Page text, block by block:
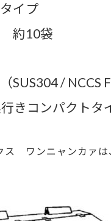
イプ
約10袋
SUS304 / NCCS
きコンパクトタ
ス ワンニャンカァは